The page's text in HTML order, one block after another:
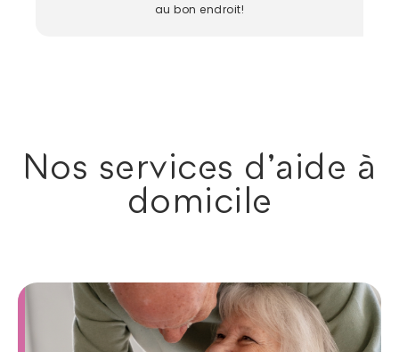
au bon endroit!
Nos services d'aide à
domicile